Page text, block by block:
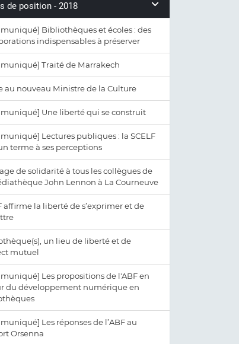
de position - 2018
Bibliothèques et écoles : des
indispensables à préserver
Traité de Marrakech
au nouveau Ministre de la Culture
Une liberté qui se construit
Lectures publiques : la SCELF
terme à ses perceptions
de solidarité à tous les collègues de
John Lennon à La Courneuve
affirme la liberté de s’exprimer et de
un lieu de liberté et de
mutuel
Les propositions de l'ABF en
du développement numérique en
Les réponses de l’ABF au
Orsenna